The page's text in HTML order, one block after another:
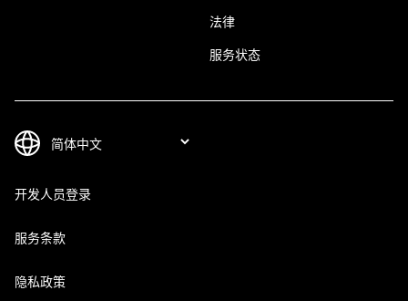
法律
服务状态
开发人员登录
服务条款
隐私政策